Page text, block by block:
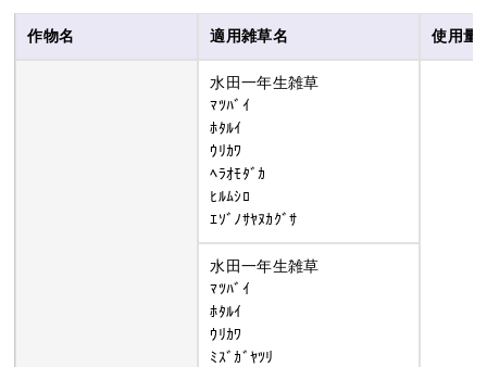
作物名 適用雑草名 使用量
水田一年生雑草
ﾏﾂﾊﾞｲ
ﾎﾀﾙｲ
ｳﾘｶﾜ
ﾍﾗｵﾓﾀﾞｶ
ﾋﾙﾑｼﾛ
ｴｿﾞﾉｻﾔﾇｶｸﾞｻ
水田一年生雑草
ﾏﾂﾊﾞｲ
ﾎﾀﾙｲ
ｳﾘｶﾜ
ﾐｽﾞｶﾞﾔﾂﾘ